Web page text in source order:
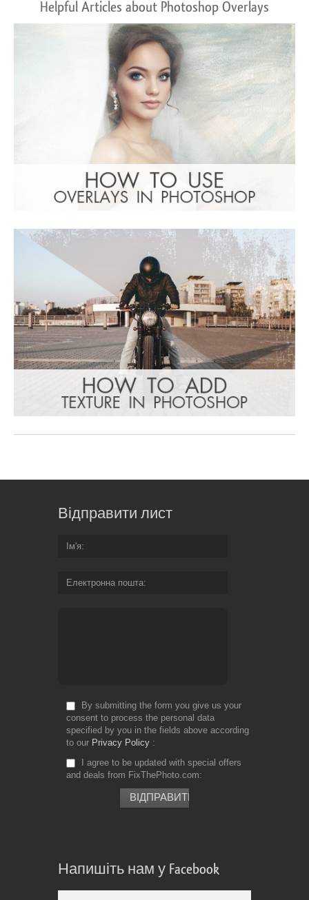
Helpful Articles about Photoshop Overlays
Відправити лист
Ім'я
Електронна пошта
By submitting the form you give us your
consent to process the personal data
specified by you in the fields above according
to our Privacy Policy
I agree to be updated with special offers
and deals from FixThePhoto.com
Напишіть нам у Facebook